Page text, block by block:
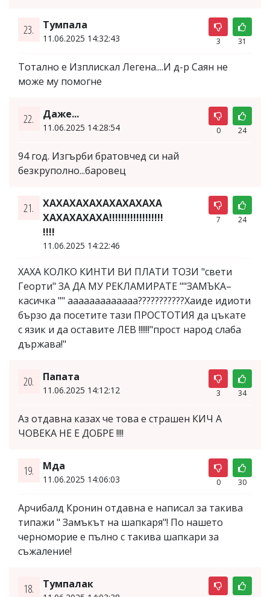
23. Тумпала
11.06.2025 14:32:43 3 31
Тотално е Изплискал Легена....И д-р Саян не
може му помогне
22. Даже...
11.06.2025 14:28:54 0 24
94 год. Изгърби братовчед си най
безкруполно...баровец
21.
ХАХАХАХАХАХАХАХАХА
ХАХАХАХАХА!!!!!!!!!!!!!!!!!!
!!!!
11.06.2025 14:22:46
7 24
ХАХА КОЛКО КИНТИ ВИ ПЛАТИ ТОЗИ "свети
Георти" ЗА ДА МУ РЕКЛАМИРАТЕ ""ЗАМЪКА–
касичка "" ааааааааааааа???????????Хаиде идиоти
бързо да посетите тази ПРОСТОТИЯ да цъкате
с язик и да оставите ЛЕВ !!!!!!"прост народ слаба
държава!"
20. Папата
11.06.2025 14:12:12 3 34
Аз отдавна казах че това е страшен КИЧ А
ЧОВЕКА НЕ Е ДОБРЕ !!!!
19. Мда
11.06.2025 14:06:03 0 30
Арчибалд Кронин отдавна е написал за такива
типажи " Замъкът на шапкаря"! По нашето
черноморие е пълно с такива шапкари за
съжаление!
18. Тумпалак